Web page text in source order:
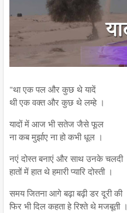
"था एक पल और कुछ थे यादें
थी एक वक्त और कुछ थे लम्हे ।
यादों में आज भी सतेज जैसे फूल
ना कब मुर्झाए ना हो कभी धूल ।
नएं दोस्त बनाएं और साथ उनके चलदी
हातों में हात थे हमारी प्यारि दोस्ती ।
समय जितना आगे बढ़ा बढ़ी डर दूरी की
फिर भी दिल कहता हे रिश्ते थे मजबूती ।